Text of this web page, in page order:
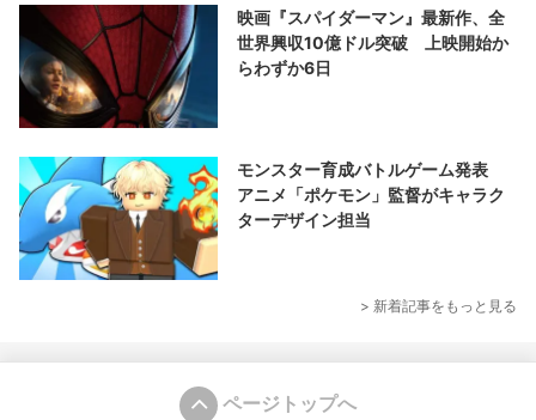
映画『スパイダーマン』最新作、全
世界興収10億ドル突破 上映開始か
らわずか6日
モンスター育成バトルゲーム発表
アニメ「ポケモン」監督がキャラク
ターデザイン担当
> 新着記事をもっと見る
ページトップへ